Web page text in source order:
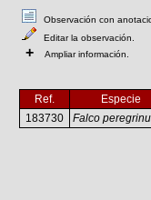
Observación con
Editar la observación.
+ Ampliar información.
Ref. Especie
183730
Falco